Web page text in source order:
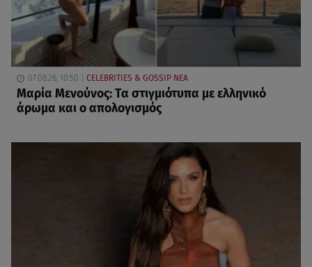
07.08.26, 10:50 CELEBRITIES & GOSSIP ΝΕΑ
Μαρία Μενούνος: Τα στιγμιότυπα με ελληνικό
άρωμα και ο απολογισμός